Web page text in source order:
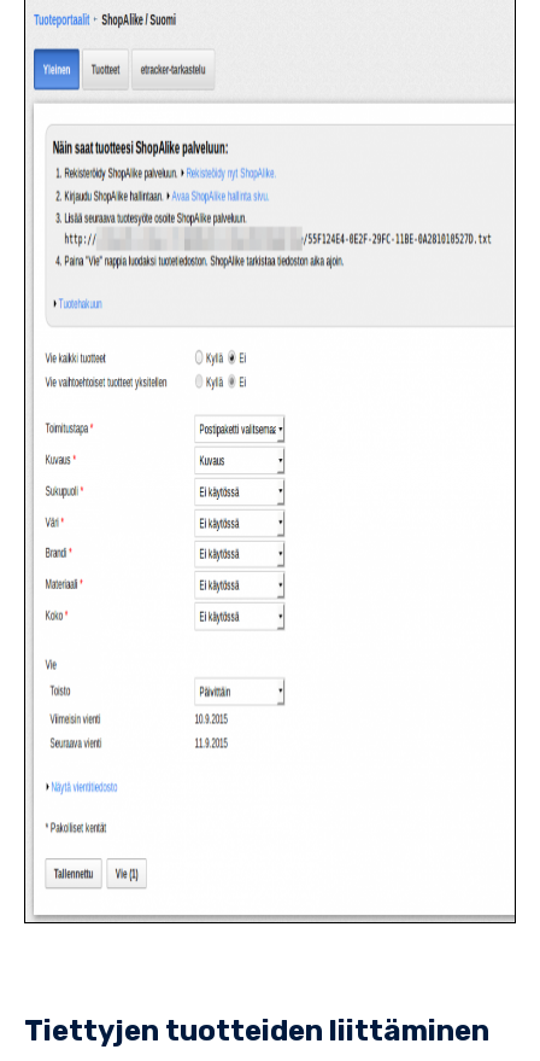
Tiettyjen tuotteiden liittäminen